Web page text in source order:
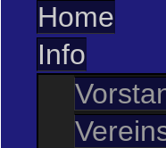
Home
Info